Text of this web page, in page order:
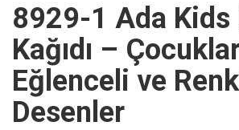
8929-1 Ada Kids
Kağıdı –
Eğlenceli ve
Desenler